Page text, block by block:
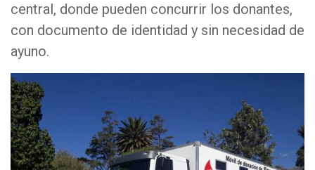
central, donde pueden concurrir los donantes,
con documento de identidad y sin necesidad de
ayuno.